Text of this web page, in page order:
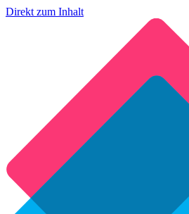
Direkt zum Inhalt